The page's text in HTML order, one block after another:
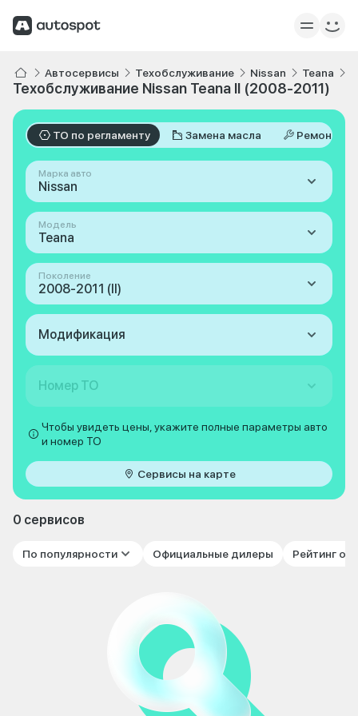
Автосервисы Техобслуживание Nissan Teana
Техобслуживание Nissan Teana II (2008-2011)
ТО по регламенту Замена масла Ремонт
Марка авто
Nissan
Модель
Teana
Поколение
2008-2011 (II)
Модификация
Номер ТО
Чтобы увидеть цены, укажите полные параметры авто
и номер ТО
Сервисы на карте
0 сервисов
По популярности Официальные дилеры Рейтинг